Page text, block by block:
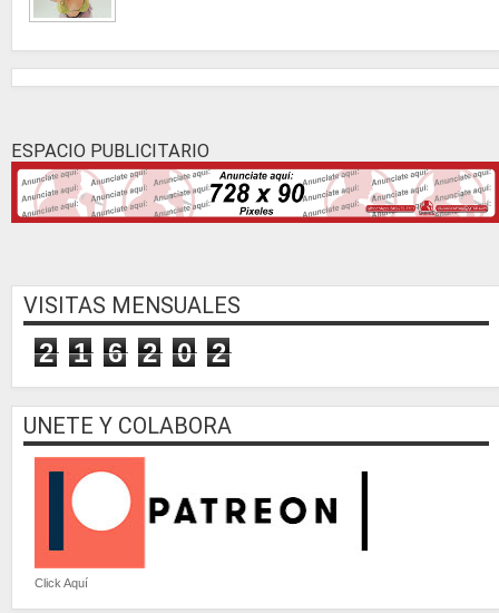
ESPACIO PUBLICITARIO
VISITAS MENSUALES
2 1 6 2 0 2
UNETE Y COLABORA
Click Aquí